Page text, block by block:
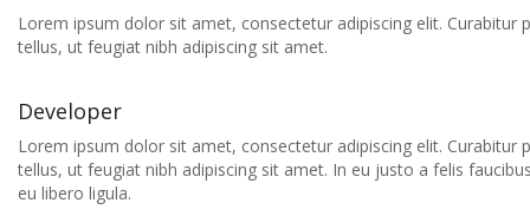
Lorem ipsum dolor sit amet, consectetur adipiscing elit. Curabitur
tellus, ut feugiat nibh adipiscing sit amet.
Developer
Lorem ipsum dolor sit amet, consectetur adipiscing elit. Curabitur
tellus, ut feugiat nibh adipiscing sit amet. In eu justo a felis
eu libero ligula.